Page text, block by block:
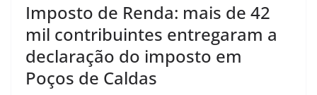
Imposto de Renda: mais de 42
mil contribuintes entregaram a
declaração do imposto em
Poços de Caldas